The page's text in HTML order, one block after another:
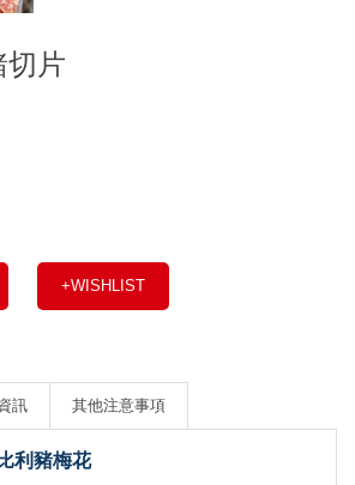
切片
+WISHLIST
訊 其他注意事項
利豬梅花